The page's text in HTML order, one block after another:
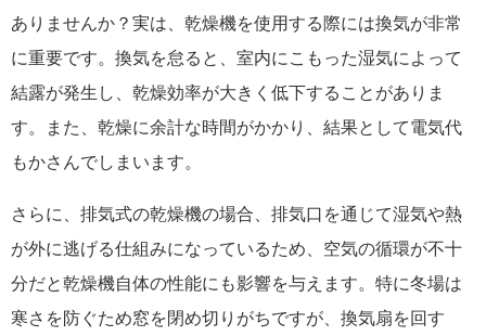
ありませんか？実は、乾燥機を使用する際には換気が非常
に重要です。換気を怠ると、室内にこもった湿気によって
結露が発生し、乾燥効率が大きく低下することがありま
す。また、乾燥に余計な時間がかかり、結果として電気代
もかさんでしまいます。
さらに、排気式の乾燥機の場合、排気口を通じて湿気や熱
が外に逃げる仕組みになっているため、空気の循環が不十
分だと乾燥機自体の性能にも影響を与えます。特に冬場は
寒さを防ぐため窓を閉め切りがちですが、換気扇を回す